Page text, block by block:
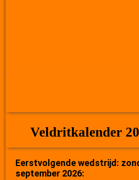
Veldritkalender
Eerstvolgende wedstrijd:
september 2026: